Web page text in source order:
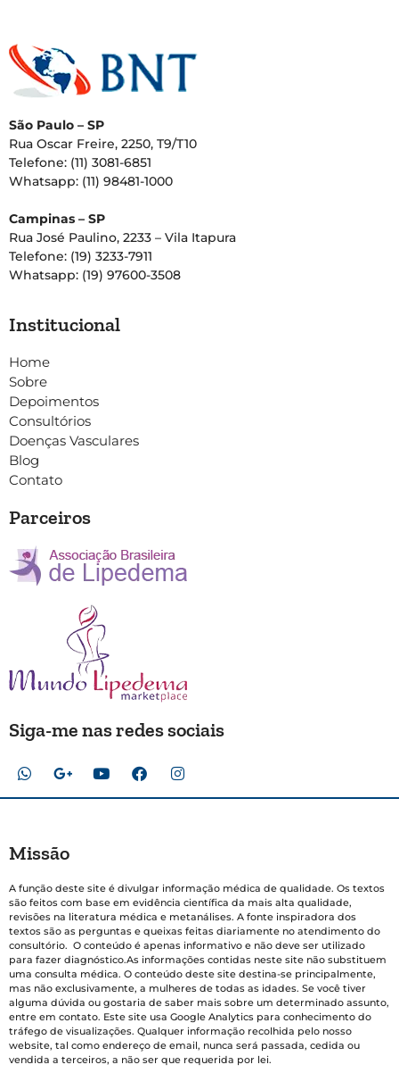
São Paulo – SP
Rua Oscar Freire, 2250, T9/T10
Telefone: (11) 3081-6851
Whatsapp: (11) 98481-1000
Campinas – SP
Rua José Paulino, 2233 – Vila Itapura
Telefone: (19) 3233-7911
Whatsapp: (19) 97600-3508
Institucional
Home
Sobre
Depoimentos
Consultórios
Doenças Vasculares
Blog
Contato
Parceiros
Siga-me nas redes sociais
Missão
A função deste site é divulgar informação médica de qualidade. Os textos
são feitos com base em evidência científica da mais alta qualidade,
revisões na literatura médica e metanálises. A fonte inspiradora dos
textos são as perguntas e queixas feitas diariamente no atendimento do
consultório. O conteúdo é apenas informativo e não deve ser utilizado
para fazer diagnóstico.As informações contidas neste site não substituem
uma consulta médica. O conteúdo deste site destina-se principalmente,
mas não exclusivamente, a mulheres de todas as idades. Se você tiver
alguma dúvida ou gostaria de saber mais sobre um determinado assunto,
entre em contato. Este site usa Google Analytics para conhecimento do
tráfego de visualizações. Qualquer informação recolhida pelo nosso
website, tal como endereço de email, nunca será passada, cedida ou
vendida a terceiros, a não ser que requerida por lei.